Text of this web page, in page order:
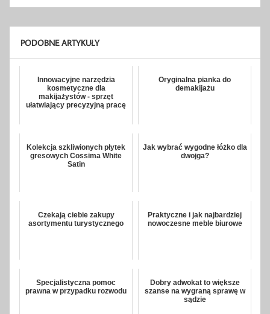
PODOBNE ARTYKUŁY
Innowacyjne narzędzia
kosmetyczne dla
makijażystów - sprzęt
ułatwiający precyzyjną pracę
Oryginalna pianka do
demakijażu
Kolekcja szkliwionych płytek
gresowych Cossima White
Satin
Jak wybrać wygodne łóżko dla
dwojga?
Czekają ciebie zakupy
asortymentu turystycznego
Praktyczne i jak najbardziej
nowoczesne meble biurowe
Specjalistyczna pomoc
prawna w przypadku rozwodu
Dobry adwokat to większe
szanse na wygraną sprawę w
sądzie